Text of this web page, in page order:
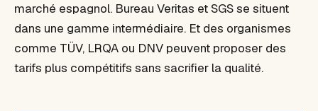
marché espagnol. Bureau Veritas et SGS se situent
dans une gamme intermédiaire. Et des organismes
comme TÜV, LRQA ou DNV peuvent proposer des
tarifs plus compétitifs sans sacrifier la qualité.